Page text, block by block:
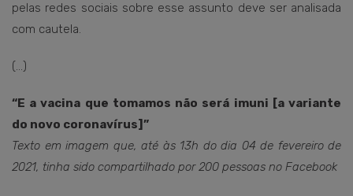
pelas redes sociais sobre esse assunto deve ser analisada
com cautela.
(…)
“E a vacina que tomamos não será imuni [a variante
do novo coronavírus]”
Texto em imagem que, até às 13h do dia 04 de fevereiro de
2021, tinha sido compartilhado por 200 pessoas no Facebook